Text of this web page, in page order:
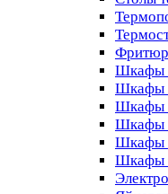
Шкафы
Шкафы
Шкафы
Шкафы
Шкафы
Шкафы